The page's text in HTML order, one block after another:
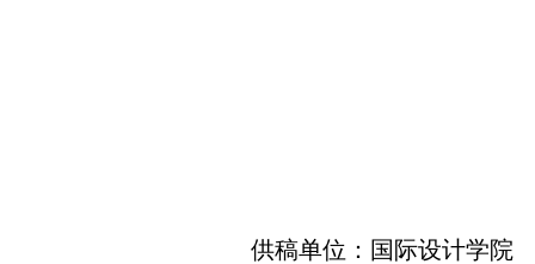
供稿单位：国际设计学院